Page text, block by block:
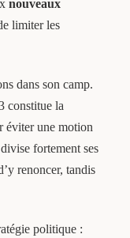
nouveaux
limiter les
dans son camp.
constitue la
éviter une motion
fortement ses
renoncer, tandis
politique :